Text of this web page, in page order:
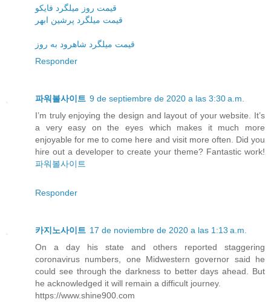
قیمت روز میلگرد فایکو
قیمت میلگرد پرشین ابهر
قیمت میلگرد شاهرود به روز
Responder
파워볼사이트 9 de septiembre de 2020 a las 3:30 a.m.
I’m truly enjoying the design and layout of your website. It’s
a very easy on the eyes which makes it much more
enjoyable for me to come here and visit more often. Did you
hire out a developer to create your theme? Fantastic work!
파워볼사이트
Responder
카지노사이트 17 de noviembre de 2020 a las 1:13 a.m.
On a day his state and others reported staggering
coronavirus numbers, one Midwestern governor said he
could see through the darkness to better days ahead. But
he acknowledged it will remain a difficult journey.
https://www.shine900.com